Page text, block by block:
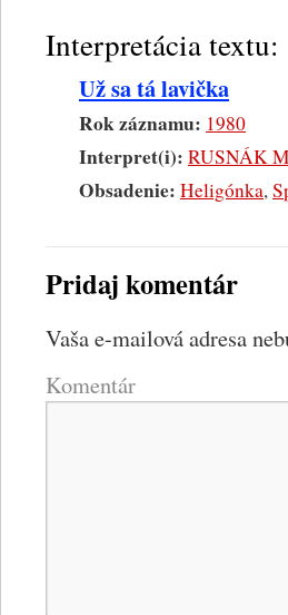
Interpretácia textu:
Už sa tá lavička
Rok záznamu: 1980
Interpret(i): RUSNÁK
Obsadenie: Heligónka,
Pridaj komentár
Vaša e-mailová adresa
Komentár